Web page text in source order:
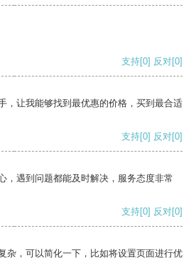
支持[0] 反对[0]
，让我能够找到最优惠的价格，买到最合适
支持[0] 反对[0]
，遇到问题都能及时解决，服务态度非常
支持[0] 反对[0]
杂，可以简化一下，比如将设置页面进行优